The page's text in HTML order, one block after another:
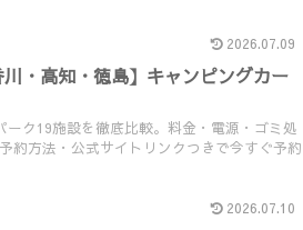
2026.07.09
・高知・徳島】キャンピングカー
ク19施設を徹底比較。料金・電源・ゴミ処
約方法・公式サイトリンクつきで今すぐ予約
2026.07.10